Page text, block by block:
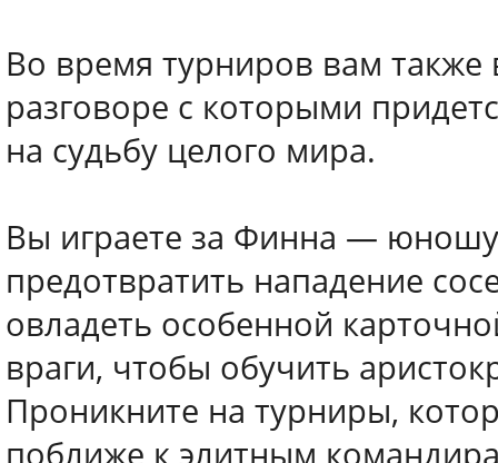
Во время турниров вам также
разговоре с которыми
на судьбу целого мира.
Вы играете за Финна —
предотвратить нападение
овладеть особенной
враги, чтобы обучить
Проникните на турниры,
поближе к элитным